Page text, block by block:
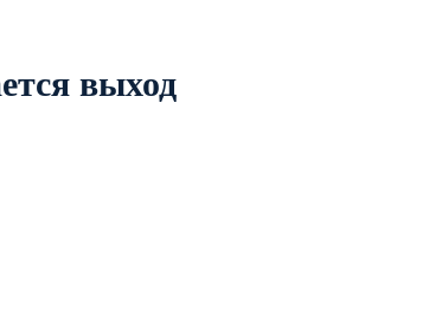
выход